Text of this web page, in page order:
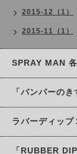
2015-12（1）
2015-11（1）
SPRAY MAN
「バンパーの
ラバーディップ
「RUBBER